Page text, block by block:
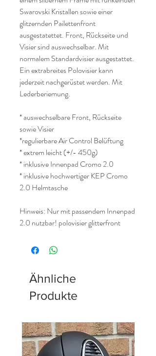
Swarovski Kristallen sowie einer
glitzernden Pailettenfront
ausgestatettet. Front, Rückseite und
Visier sind auswechselbar. Mit
normalem Standardvisier ausgestattet.
Ein extrabreites Polovisier kann
jederzeit nachgerüstet werden. Mit
Lederberiemung.
* auswechselbare Front, Rückseite
sowie Visier
*regulierbare Air Control Belüftung
* extrem leicht (+/- 450g)
* inklusive Innenpad Cromo 2.0
* inklusive hochwertiger KEP Cromo
2.0 Helmtasche
Hinweis: Nur mit passendem Innenpad
2.0 nutzbar! polovisier glitterfront
Ähnliche
Produkte